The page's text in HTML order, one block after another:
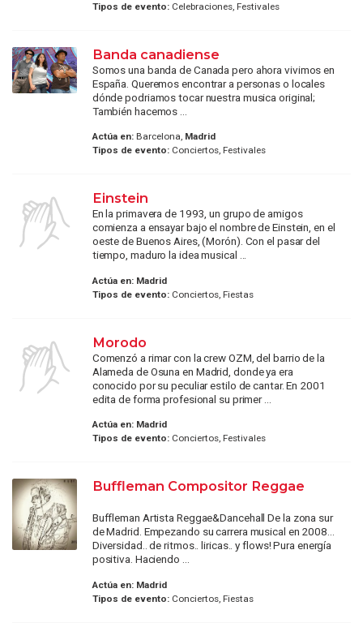
Tipos de evento:Celebraciones, Festivales
Banda canadiense
Somos una banda de Canada pero ahora vivimos en
España. Queremos encontrar a personas o locales
dónde podriamos tocar nuestra musica original;
También hacemos ...
Actúa en:Barcelona, Madrid
Tipos de evento:Conciertos, Festivales
Einstein
En la primavera de 1993, un grupo de amigos
comienza a ensayar bajo el nombre de Einstein, en el
oeste de Buenos Aires, (Morón). Con el pasar del
tiempo, maduro la idea musical ...
Actúa en: Madrid
Tipos de evento:Conciertos, Fiestas
Morodo
Comenzó a rimar con la crew OZM, del barrio de la
Alameda de Osuna en Madrid, donde ya era
conocido por su peculiar estilo de cantar. En 2001
edita de forma profesional su primer ...
Actúa en: Madrid
Tipos de evento:Conciertos, Festivales
Buffleman Compositor Reggae
Buffleman Artista Reggae&Dancehall De la zona sur
de Madrid. Empezando su carrera musical en 2008...
Diversidad.. de ritmos.. liricas.. y flows! Pura energía
positiva. Haciendo ...
Actúa en: Madrid
Tipos de evento:Conciertos, Fiestas